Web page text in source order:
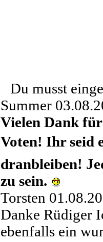
Du musst
Summer
Vielen Dank
Voten! Ihr seid
dranbleiben!
zu sein.
Torsten
Danke Rüdiger
ebenfalls ein